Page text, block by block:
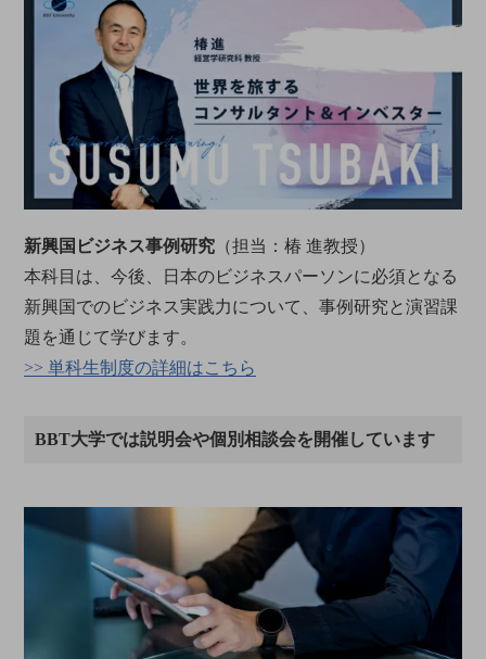
新興国ビジネス事例研究 （担当：椿 進教授）
本科目は、今後、日本のビジネスパーソンに必須となる
新興国でのビジネス実践力について、事例研究と演習課
題を通じて学びます。
>> 単科生制度の詳細はこちら
BBT大学では説明会や個別相談会を開催しています